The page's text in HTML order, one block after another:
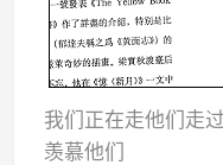
我们正在走他们走
羡慕他们